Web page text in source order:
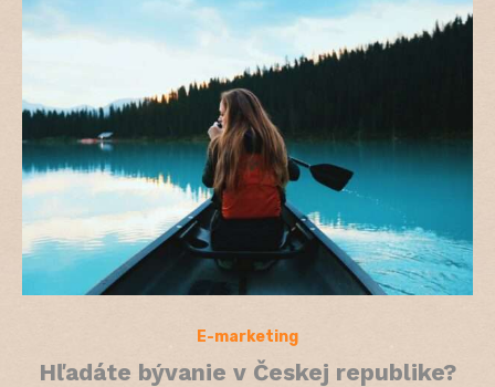
E-marketing
Hľadáte bývanie v Českej republike?